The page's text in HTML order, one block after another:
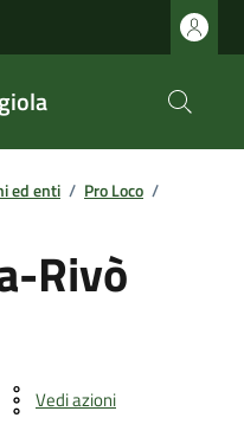
ed enti / Pro Loco /
Rivò
Vedi azioni